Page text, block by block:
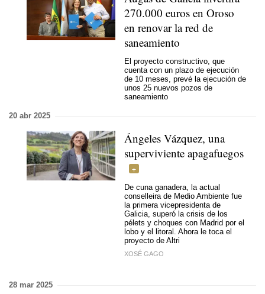
270.000 euros en Oroso
en renovar la red de
saneamiento
El proyecto constructivo, que
cuenta con un plazo de ejecución
de 10 meses, prevé la ejecución de
unos 25 nuevos pozos de
saneamiento
20 abr 2025
Ángeles Vázquez, una
superviviente apagafuegos
De cuna ganadera, la actual
conselleira de Medio Ambiente fue
la primera vicepresidenta de
Galicia, superó la crisis de los
pélets y choques con Madrid por el
lobo y el litoral. Ahora le toca el
proyecto de Altri
XOSÉ GAGO
28 mar 2025